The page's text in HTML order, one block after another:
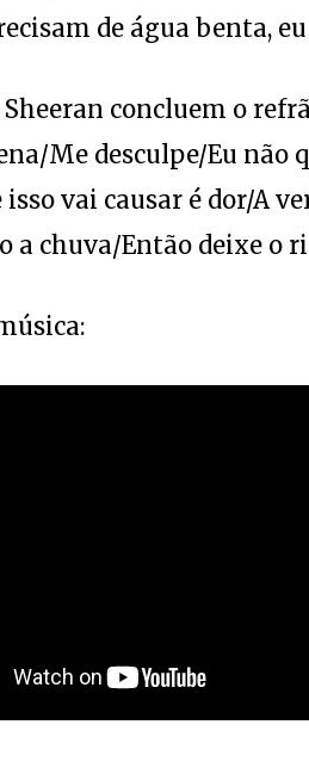
de água benta,
concluem o
Me desculpe/Eu
isso vai causar é dor/A
a chuva/Então deixe o